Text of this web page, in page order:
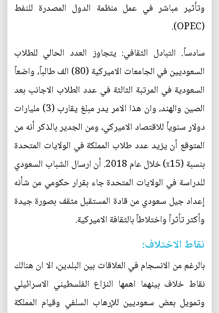
وتأثير مباشر في عمل منظمة الدول المصدرة للنفط
(OPEC).
سادساً. التبادل الثقافي: يتجاوز العدد الحالي للطلاب
السعوديين في الجامعات الاميركية (80) الف طالباً، واضعاً
السعودية في المرتبة الثالثة في عدد الطلاب الاجانب بعد
الصين والهند، وان هذا الامر يدر مبلغ يقارب (3) مليارات
دولار سنوياً للاقتصاد الاميركي، ومن الجدير بالذكر أنه من
المتوقع أن يزيد عدد طلاب المملكة في الولايات المتحدة
بنسبة (15٪) خلال عام 2018. أن ارسال الشباب السعودي
للدراسة في الولايات المتحدة جاء بقرار حكومي من شأنه
إعداد جيل سعودي من قادة المستقبل مثقف بصورة جيدة
وأكثر تأثراً واختلاطاً بالثقافة الاميركية.
نقاط الاختلاف:
بالرغم من الانسجام في العلاقات بين البلدين، الا ان هنالك
نقاط خلاف بينهما اهمها النزاع الفلسطيني الاسرائيلي
وتمويل بعض سعوديين للإرهاب السلفي وقيام المملكة